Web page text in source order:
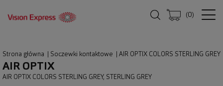
(0)
Strona główna Soczewki kontaktowe AIR OPTIX COLORS STERLING GREY
AIR OPTIX
AIR OPTIX COLORS STERLING GREY, STERLING GREY